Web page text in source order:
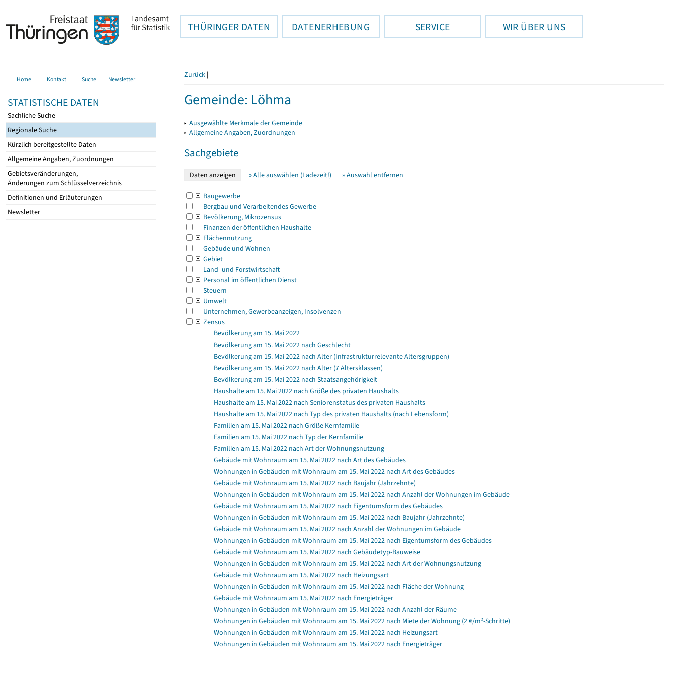
THÜRINGER DATEN DATENERHEBUNG SERVICE WIR ÜBER UNS
Home Kontakt Suche Newsletter
STATISTISCHE DATEN
Sachliche Suche
Regionale Suche
Kürzlich bereitgestellte Daten
Allgemeine Angaben, Zuordnungen
Gebietsveränderungen,
Änderungen zum Schlüsselverzeichnis
Definitionen und Erläuterungen
Newsletter
Zurück |
Gemeinde: Löhma
▸ Ausgewählte Merkmale der Gemeinde
▸ Allgemeine Angaben, Zuordnungen
Sachgebiete
» Alle auswählen (Ladezeit!) » Auswahl entfernen
Baugewerbe
Bergbau und Verarbeitendes Gewerbe
Bevölkerung, Mikrozensus
Finanzen der öffentlichen Haushalte
Flächennutzung
Gebäude und Wohnen
Gebiet
Land- und Forstwirtschaft
Personal im öffentlichen Dienst
Steuern
Umwelt
Unternehmen, Gewerbeanzeigen, Insolvenzen
Zensus
Bevölkerung am 15. Mai 2022
Bevölkerung am 15. Mai 2022 nach Geschlecht
Bevölkerung am 15. Mai 2022 nach Alter (Infrastrukturrelevante Altersgruppen)
Bevölkerung am 15. Mai 2022 nach Alter (7 Altersklassen)
Bevölkerung am 15. Mai 2022 nach Staatsangehörigkeit
Haushalte am 15. Mai 2022 nach Größe des privaten Haushalts
Haushalte am 15. Mai 2022 nach Seniorenstatus des privaten Haushalts
Haushalte am 15. Mai 2022 nach Typ des privaten Haushalts (nach Lebensform)
Familien am 15. Mai 2022 nach Größe Kernfamilie
Familien am 15. Mai 2022 nach Typ der Kernfamilie
Familien am 15. Mai 2022 nach Art der Wohnungsnutzung
Gebäude mit Wohnraum am 15. Mai 2022 nach Art des Gebäudes
Wohnungen in Gebäuden mit Wohnraum am 15. Mai 2022 nach Art des Gebäudes
Gebäude mit Wohnraum am 15. Mai 2022 nach Baujahr (Jahrzehnte)
Wohnungen in Gebäuden mit Wohnraum am 15. Mai 2022 nach Anzahl der Wohnungen im Gebäude
Gebäude mit Wohnraum am 15. Mai 2022 nach Eigentumsform des Gebäudes
Wohnungen in Gebäuden mit Wohnraum am 15. Mai 2022 nach Baujahr (Jahrzehnte)
Gebäude mit Wohnraum am 15. Mai 2022 nach Anzahl der Wohnungen im Gebäude
Wohnungen in Gebäuden mit Wohnraum am 15. Mai 2022 nach Eigentumsform des Gebäudes
Gebäude mit Wohnraum am 15. Mai 2022 nach Gebäudetyp-Bauweise
Wohnungen in Gebäuden mit Wohnraum am 15. Mai 2022 nach Art der Wohnungsnutzung
Gebäude mit Wohnraum am 15. Mai 2022 nach Heizungsart
Wohnungen in Gebäuden mit Wohnraum am 15. Mai 2022 nach Fläche der Wohnung
Gebäude mit Wohnraum am 15. Mai 2022 nach Energieträger
Wohnungen in Gebäuden mit Wohnraum am 15. Mai 2022 nach Anzahl der Räume
Wohnungen in Gebäuden mit Wohnraum am 15. Mai 2022 nach Miete der Wohnung (2 €/m²-Schritte)
Wohnungen in Gebäuden mit Wohnraum am 15. Mai 2022 nach Heizungsart
Wohnungen in Gebäuden mit Wohnraum am 15. Mai 2022 nach Energieträger